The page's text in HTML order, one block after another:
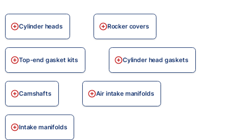
Cylinder heads Rocker covers
Top-end gasket kits Cylinder head gaskets
Camshafts Air intake manifolds
Intake manifolds